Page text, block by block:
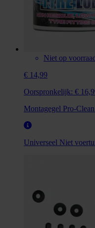
Niet op
€ 14,99
Oorspronkelijk: €
Montagegel Pro-
Universeel Niet